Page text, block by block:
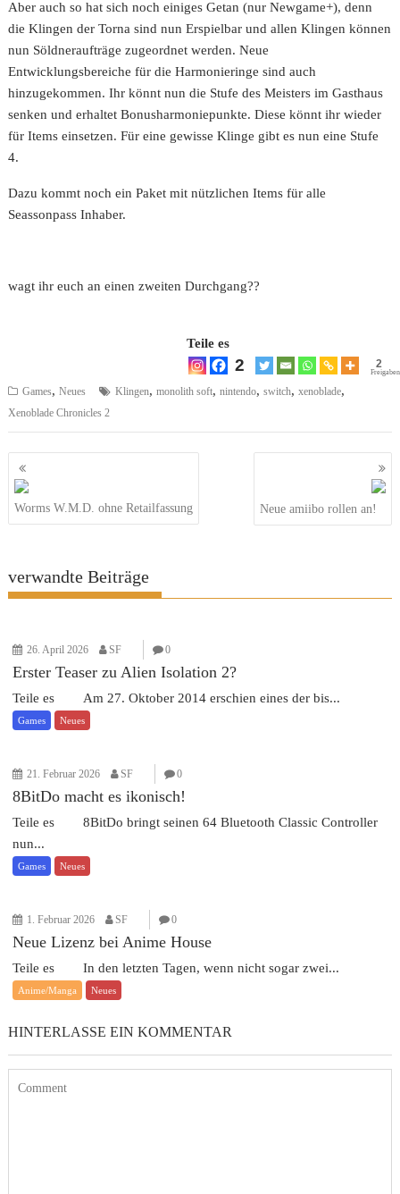
Aber auch so hat sich noch einiges Getan (nur Newgame+), denn
die Klingen der Torna sind nun Erspielbar und allen Klingen können
nun Söldneraufträge zugeordnet werden. Neue
Entwicklungsbereiche für die Harmonieringe sind auch
hinzugekommen. Ihr könnt nun die Stufe des Meisters im Gasthaus
senken und erhaltet Bonusharmoniepunkte. Diese könnt ihr wieder
für Items einsetzen. Für eine gewisse Klinge gibt es nun eine Stufe
4.
Dazu kommt noch ein Paket mit nützlichen Items für alle
Seassonpass Inhaber.
wagt ihr euch an einen zweiten Durchgang??
Teile es
2 2
Freigaben
Games,Neues Klingen,monolith soft,nintendo,switch,xenoblade,
Xenoblade Chronicles 2
Beitragsnavigation
Worms W.M.D. ohne Retailfassung Neue amiibo rollen an!
verwandte Beiträge
26. April 2026 SF 0
Erster Teaser zu Alien Isolation 2?
Teile es Am 27. Oktober 2014 erschien eines der bis...
Games Neues
21. Februar 2026 SF 0
8BitDo macht es ikonisch!
Teile es 8BitDo bringt seinen 64 Bluetooth Classic Controller
nun...
Games Neues
1. Februar 2026 SF 0
Neue Lizenz bei Anime House
Teile es In den letzten Tagen, wenn nicht sogar zwei...
Anime/Manga Neues
HINTERLASSE EIN KOMMENTAR